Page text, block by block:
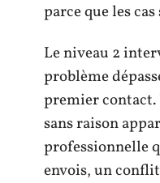
parce que les
Le niveau 2
problème
premier
sans raison
professionnelle
envois, un